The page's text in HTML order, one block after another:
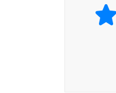
- 로버트 크